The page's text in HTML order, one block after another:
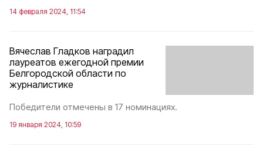
14 февраля 2024, 11:54
Вячеслав Гладков наградил
лауреатов ежегодной премии
Белгородской области по
журналистике
Победители отмечены в 17 номинациях.
19 января 2024, 10:59